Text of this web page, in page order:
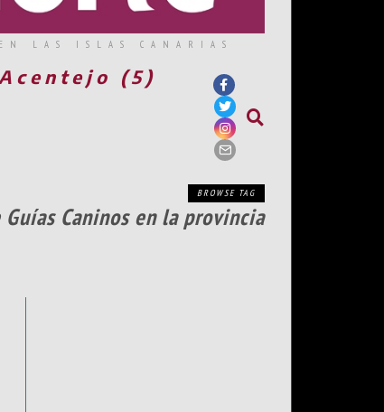
LAS ISLAS CANARIAS
Acentejo (5)
BROWSE TAG
Caninos en la provincia